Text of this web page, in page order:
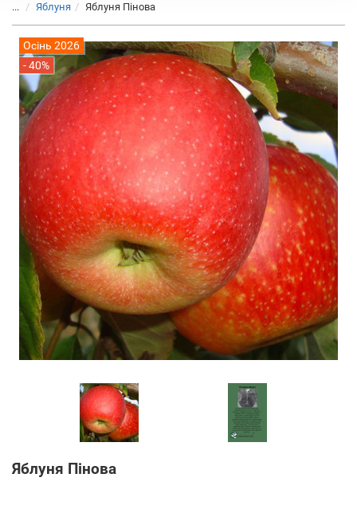
... Яблуня Яблуня Пінова
Осінь 2026
- 40%
Яблуня Пінова